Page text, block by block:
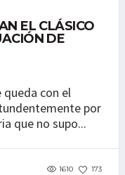
EL CLÁSICO
DE
queda con el
por
que no supo...
1610 173